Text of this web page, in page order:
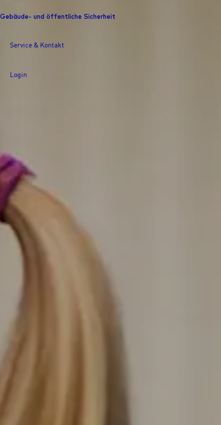
Gebäude- und öffentliche Sicherheit
Service & Kontakt
Login